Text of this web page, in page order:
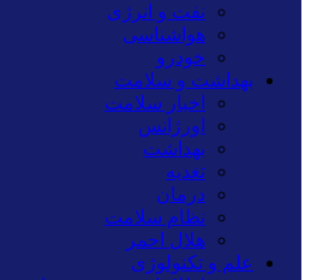
نفت و انرژی
هواشناسی
خودرو
بهداشت و سلامت
اخبار سلامت
اورژانس
بهداشت
تغدیه
درمان
نظام سلامت
هلال احمر
علم و تکنولوژی